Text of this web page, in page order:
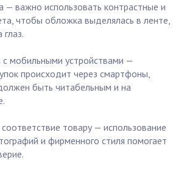
— важно использовать контрастные и
чтобы обложка выделялась в ленте,
с мобильными устройствами —
происходит через смартфоны,
быть читабельным и на
соответствие товару — использование
и фирменного стиля помогает